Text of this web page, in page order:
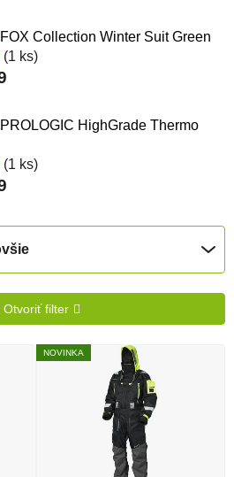
Collection Winter Suit Green
(1 ks)
HighGrade Thermo
(1 ks)
Otvoriť filter
NOVINKA